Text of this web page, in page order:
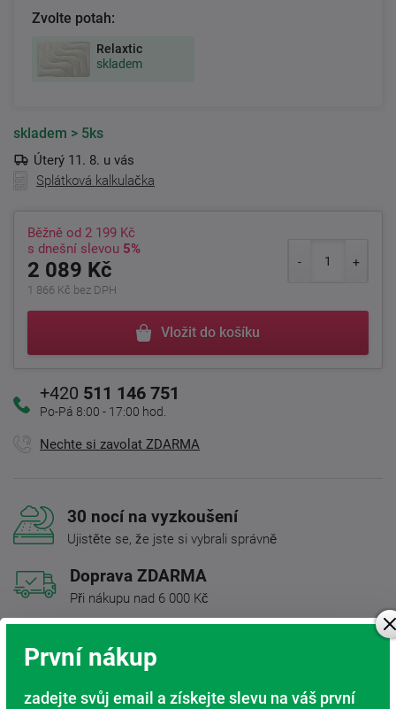
Zvolte potah:
Relaxtic
skladem
skladem > 5ks
Úterý 11. 8. u vás
Splátková kalkulačka
Běžně od 2 199 Kč
s dnešní slevou 5%
2 089 Kč
1 866 Kč bez DPH
Vložit do košíku
+420 511 146 751
Po-Pá 8:00 - 17:00 hod.
Nechte si zavolat ZDARMA
30 nocí na vyzkoušení
Ujistěte se, že jste si vybrali správně
Doprava ZDARMA
Při nákupu nad 6 000 Kč
Najděte vhodnou matraci
Rodinná firma
První nákup
zadejte svůj email a získejte slevu na váš první